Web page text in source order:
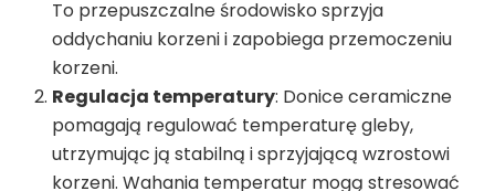
To przepuszczalne środowisko sprzyja
oddychaniu korzeni i zapobiega przemoczeniu
korzeni.
Regulacja temperatury: Donice ceramiczne
pomagają regulować temperaturę gleby,
utrzymując ją stabilną i sprzyjającą wzrostowi
korzeni. Wahania temperatur mogą stresować